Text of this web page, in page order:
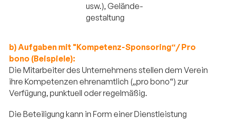
usw.), Gelände-
gestaltung
b) Aufgaben mit "Kompetenz-Sponsoring“/ Pro
bono (Beispiele):
Die Mitarbeiter des Unternehmens stellen dem Verein
ihre Kompetenzen ehrenamtlich („pro bono“) zur
Verfügung, punktuell oder regelmäßig.
Die Beteiligung kann in Form einer Dienstleistung